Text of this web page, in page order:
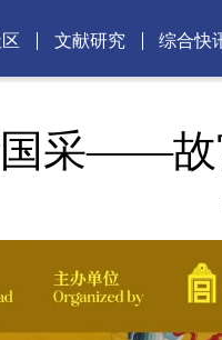
文献研究 综合快
采——故